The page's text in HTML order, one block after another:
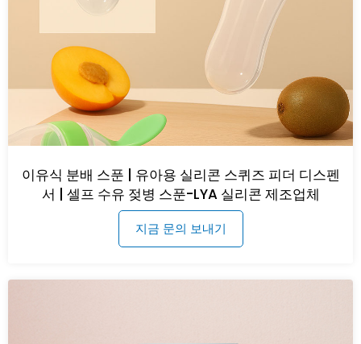
이유식 분배 스푼 | 유아용 실리콘 스퀴즈 피더 디스펜
서 | 셀프 수유 젖병 스푼-LYA 실리콘 제조업체
지금 문의 보내기